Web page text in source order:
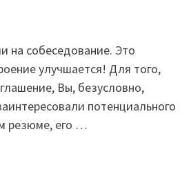
на собеседование. Это
улучшается! Для того,
Вы, безусловно,
потенциального
резюме, его …